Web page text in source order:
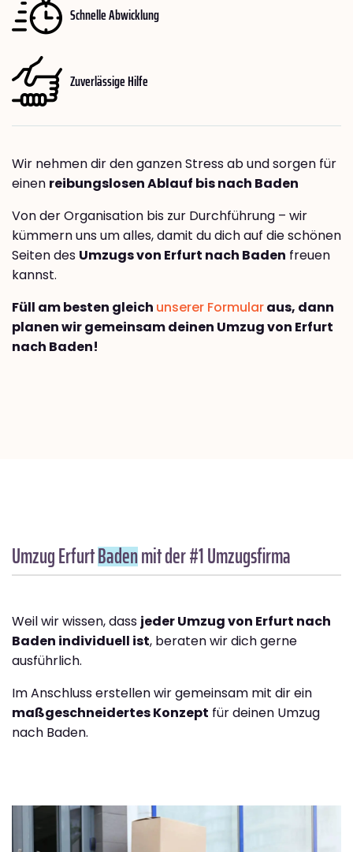
Schnelle Abwicklung
Zuverlässige Hilfe
Wir nehmen dir den ganzen Stress ab und sorgen für
einen reibungslosen Ablauf bis nach Baden
Von der Organisation bis zur Durchführung – wir
kümmern uns um alles, damit du dich auf die schönen
Seiten des Umzugs von Erfurt nach Baden freuen
kannst.
Füll am besten gleich unserer Formularaus, dann
planen wir gemeinsam deinen Umzug von Erfurt
nach Baden!
Umzug ErfurtBadenmit der #1 Umzugsfirma
Weil wir wissen, dass jeder Umzug von Erfurt nach
Baden individuell ist, beraten wir dich gerne
ausführlich.
Im Anschluss erstellen wir gemeinsam mit dir ein
maßgeschneidertes Konzept für deinen Umzug
nach Baden.